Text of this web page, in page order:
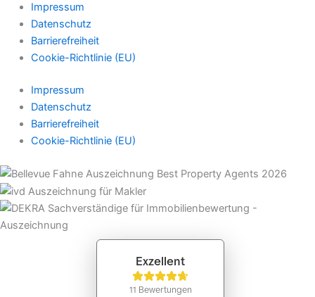
Impressum
Datenschutz
Barrierefreiheit
Cookie-Richtlinie (EU)
Impressum
Datenschutz
Barrierefreiheit
Cookie-Richtlinie (EU)